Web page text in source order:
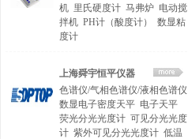
机 里氏硬度计 马弗炉 电动搅
拌机 PH计（酸度计）
数显粘
度计
上海舜宇恒平仪器
色谱仪/气相色谱仪/液相色谱仪
数显电子密度天平 电子天平
荧光分光光度计 可见分光光度
计 紫外可见分光光度计 低温